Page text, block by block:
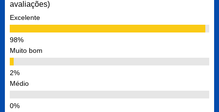
avaliações)
Excelente
Muito bom
Médio